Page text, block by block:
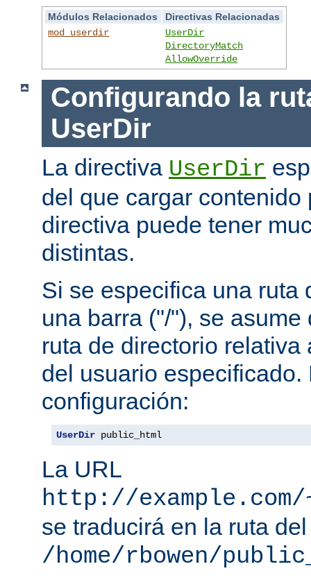
Módulos Relacionados
Directivas Relacionadas
mod_userdir
UserDir
DirectoryMatch
AllowOverride
Configurando la
UserDir
La directiva UserDir
del que cargar contenido
directiva puede tener
distintas.
Si se especifica una ruta
una barra ("/"), se
ruta de directorio relativa
del usuario especificado.
configuración:
UserDir public_html
La URL
http://
se traducirá en la ruta
/home/rbowen/